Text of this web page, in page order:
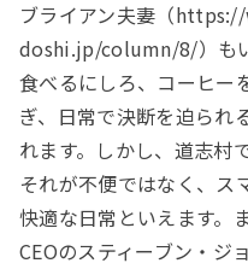
ブライアン夫妻（
doshi.jp/column/8/）も
食べるにしろ、コーヒー
ぎ、日常で決断を迫られ
れます。しかし、道志村
それが不便ではなく、ス
快適な日常といえます。
CEOのスティーブン・ジ